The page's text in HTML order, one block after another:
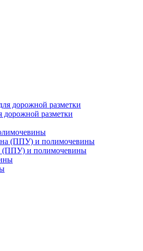
дорожной разметки
(ППУ) и полимочевины